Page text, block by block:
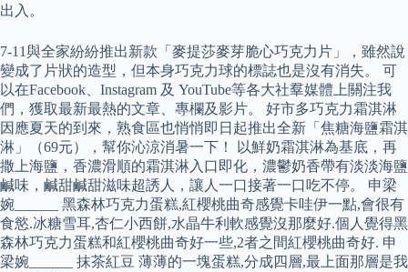
出入。
7-11與全家紛紛推出新款「麥提莎麥芽脆心巧克力片」，雖然說
變成了片狀的造型，但本身巧克力球的標誌也是沒有消失。 可
以在Facebook、Instagram 及 YouTube等各大社羣媒體上關注我
們，獲取最新最熱的文章、專欄及影片。 好市多巧克力霜淇淋
因應夏天的到來，熟食區也悄悄即日起推出全新「焦糖海鹽霜淇
淋」（69元），幫你沁涼消暑一下！ 以鮮奶霜淇淋為基底，再
撒上海鹽，香濃滑順的霜淇淋入口即化，濃鬱奶香帶有淡淡海鹽
鹹味，鹹甜鹹甜滋味超誘人，讓人一口接著一口吃不停。 申梁
婉______ 黑森林巧克力蛋糕,紅櫻桃曲奇感覺卡哇伊一點,會很有
食慾.冰糖雪耳,杏仁小西餅,水晶牛利軟感覺沒那麼好.個人覺得黑
森林巧克力蛋糕和紅櫻桃曲奇好一些,2者之間紅櫻桃曲奇好. 申
梁婉______ 抹茶紅豆 薄薄的一塊蛋糕,分成四層,最上面那層是我